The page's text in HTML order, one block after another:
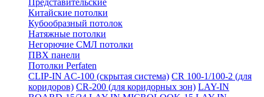
Представительские
Китайские потолки
Кубообразный потолок
Натяжные потолки
Негорючие СМЛ потолки
ПВХ панели
Потолки Perfaten
CLIP-IN AC-100 (скрытая система) CR 100-1/100-2 (для
коридоров) CR-200 (для коридорных зон) LAY-IN